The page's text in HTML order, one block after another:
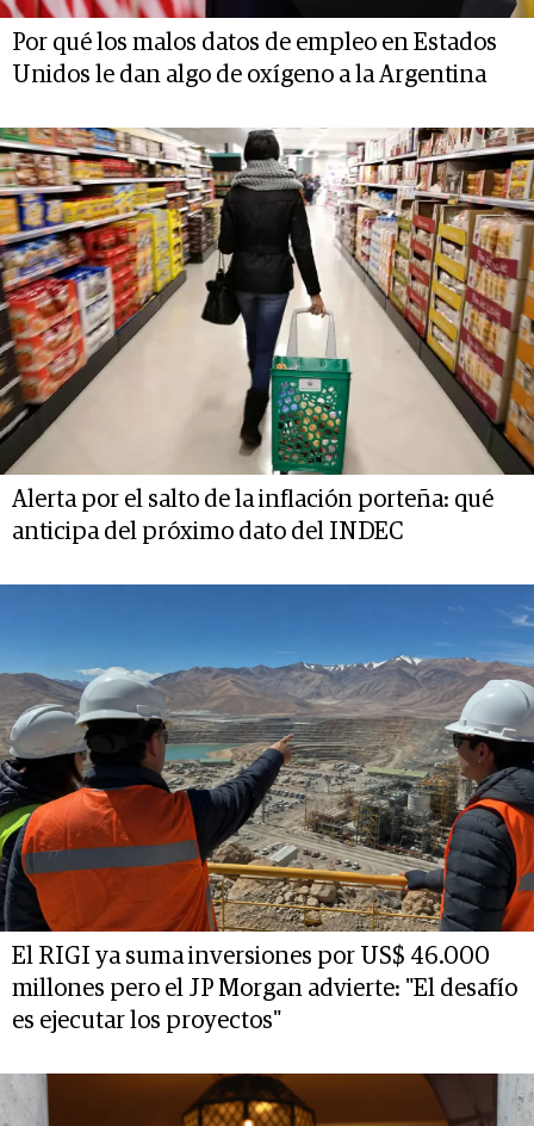
Por qué los malos datos de empleo en Estados
Unidos le dan algo de oxígeno a la Argentina
Alerta por el salto de la inflación porteña: qué
anticipa del próximo dato del INDEC
El RIGI ya suma inversiones por US$ 46.000
millones pero el JP Morgan advierte: "El desafío
es ejecutar los proyectos"